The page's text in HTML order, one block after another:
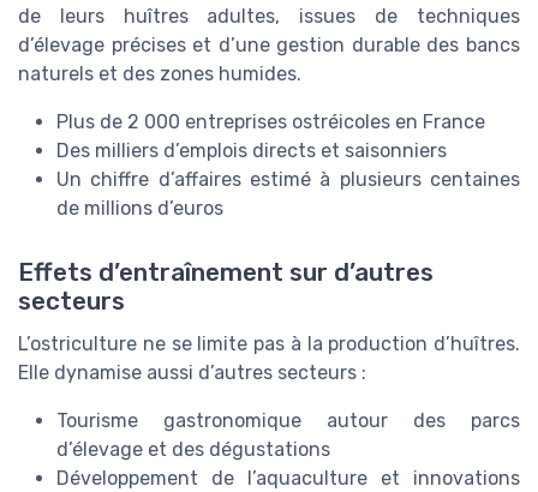
de leurs huîtres adultes, issues de techniques
d’élevage précises et d’une gestion durable des bancs
naturels et des zones humides.
Plus de 2 000 entreprises ostréicoles en France
Des milliers d’emplois directs et saisonniers
Un chiffre d’affaires estimé à plusieurs centaines
de millions d’euros
Effets d’entraînement sur d’autres
secteurs
L’ostriculture ne se limite pas à la production d’huîtres.
Elle dynamise aussi d’autres secteurs :
Tourisme gastronomique autour des parcs
d’élevage et des dégustations
Développement de l’aquaculture et innovations